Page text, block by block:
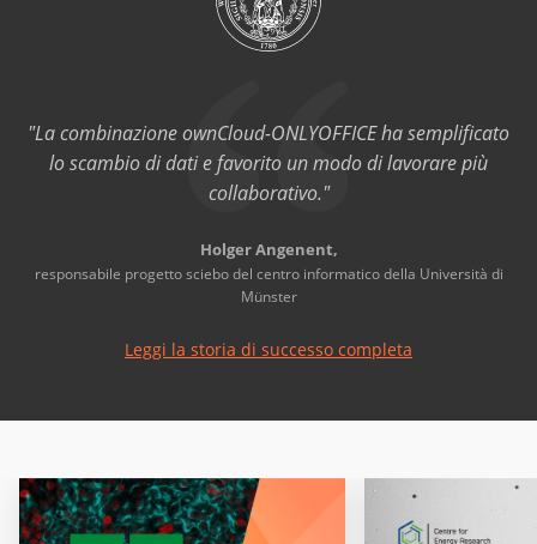
"La combinazione ownCloud-ONLYOFFICE ha semplificato
lo scambio di dati e favorito un modo di lavorare più
collaborativo."
Holger Angenent,
responsabile progetto sciebo del centro informatico della Università di
Münster
Leggi la storia di successo completa